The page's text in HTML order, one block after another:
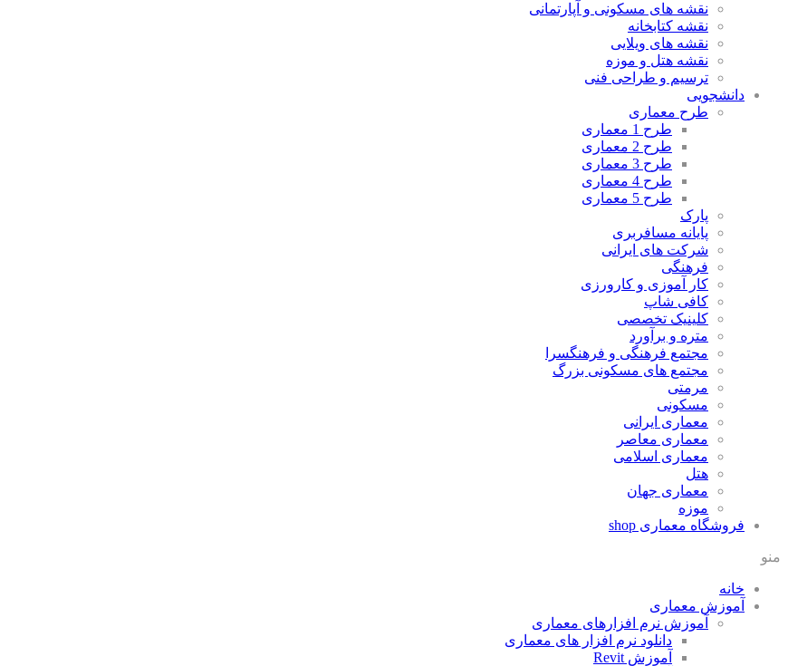
نقشه های مسکونی و آپارتمانی
نقشه کتابخانه
نقشه های ویلایی
نقشه هتل و موزه
ترسیم و طراحی فنی
دانشجویی
طرح معماری
طرح 1 معماری
طرح 2 معماری
طرح 3 معماری
طرح 4 معماری
طرح 5 معماری
پارک
پایانه مسافربری
شرکت های ایرانی
فرهنگی
کار آموزی و کارورزی
کافی شاپ
کلینیک تخصصی
متره و برآورد
مجتمع فرهنگی و فرهنگسرا
مجتمع های مسکونی بزرگ
مرمتی
مسکونی
معماری ایرانی
معماری معاصر
معماری اسلامی
هتل
معماری جهان
موزه
فروشگاه معماری shop
منو
خانه
آموزش معماری
آموزش نرم افزارهای معماری
دانلود نرم افزار های معماری
آموزش Revit